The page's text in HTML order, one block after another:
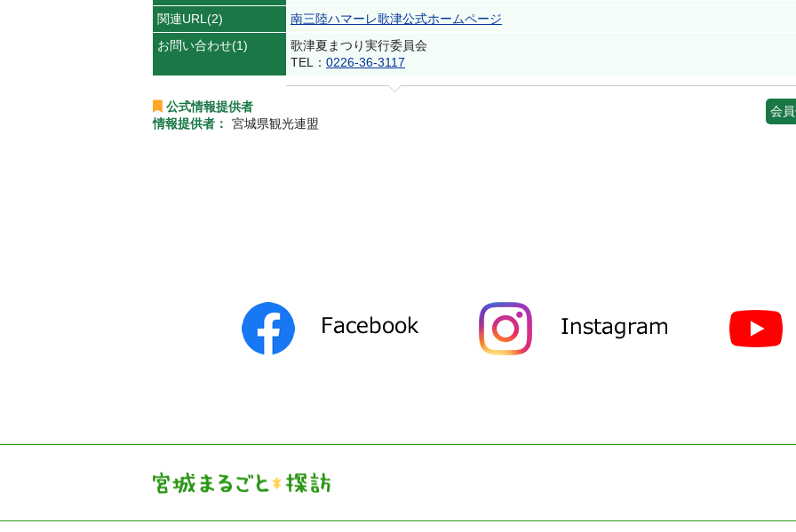
関連URL(2)
南三陸ハマーレ歌津公式ホームページ
お問い合わせ(1)
歌津夏まつり実行委員会
TEL： 0226-36-3117
公式情報提供者
情報提供者：
宮城県観光連盟
会